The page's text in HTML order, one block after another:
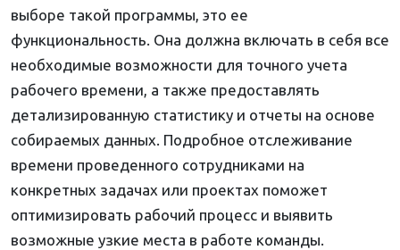
выборе такой программы, это ее
функциональность. Она должна включать в себя все
необходимые возможности для точного учета
рабочего времени, а также предоставлять
детализированную статистику и отчеты на основе
собираемых данных. Подробное отслеживание
времени проведенного сотрудниками на
конкретных задачах или проектах поможет
оптимизировать рабочий процесс и выявить
возможные узкие места в работе команды.